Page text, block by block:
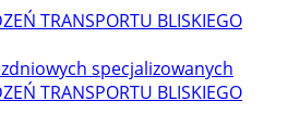
TRANSPORTU BLISKIEGO
TRANSPORTU BLISKIEGO